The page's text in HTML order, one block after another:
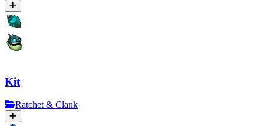
Kit
Ratchet & Clank